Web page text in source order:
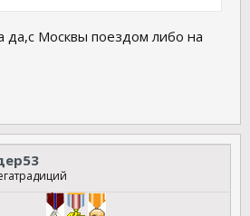
да,с Москвы поездом либо на